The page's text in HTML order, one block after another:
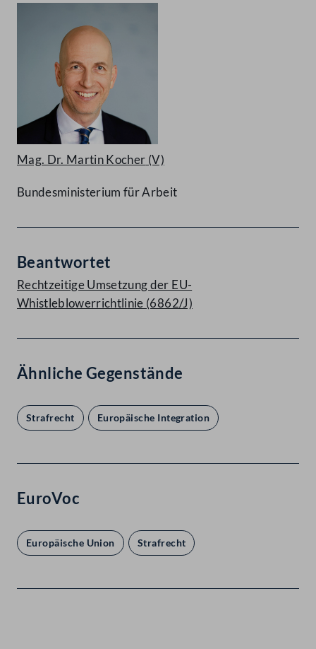
Mag. Dr. Martin Kocher (V)
Bundesministerium für Arbeit
Beantwortet
Rechtzeitige Umsetzung der EU-
Whistleblowerrichtlinie (6862/J)
Ähnliche Gegenstände
Strafrecht Europäische Integration
EuroVoc
Europäische Union Strafrecht